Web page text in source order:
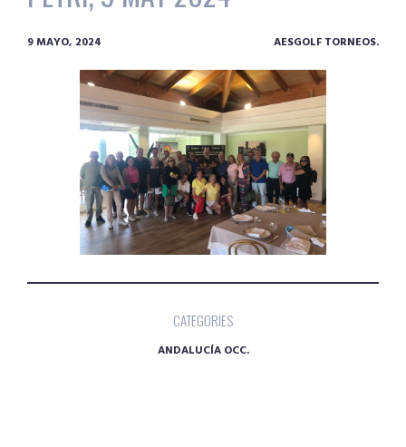
9 MAYO, 2024 AESGOLF TORNEOS.
CATEGORIES
ANDALUCÍA OCC.